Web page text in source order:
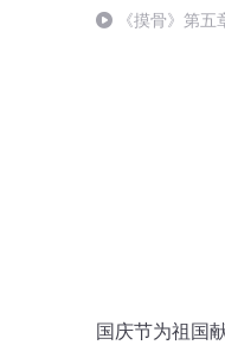
《摸骨》第五
国庆节为祖国